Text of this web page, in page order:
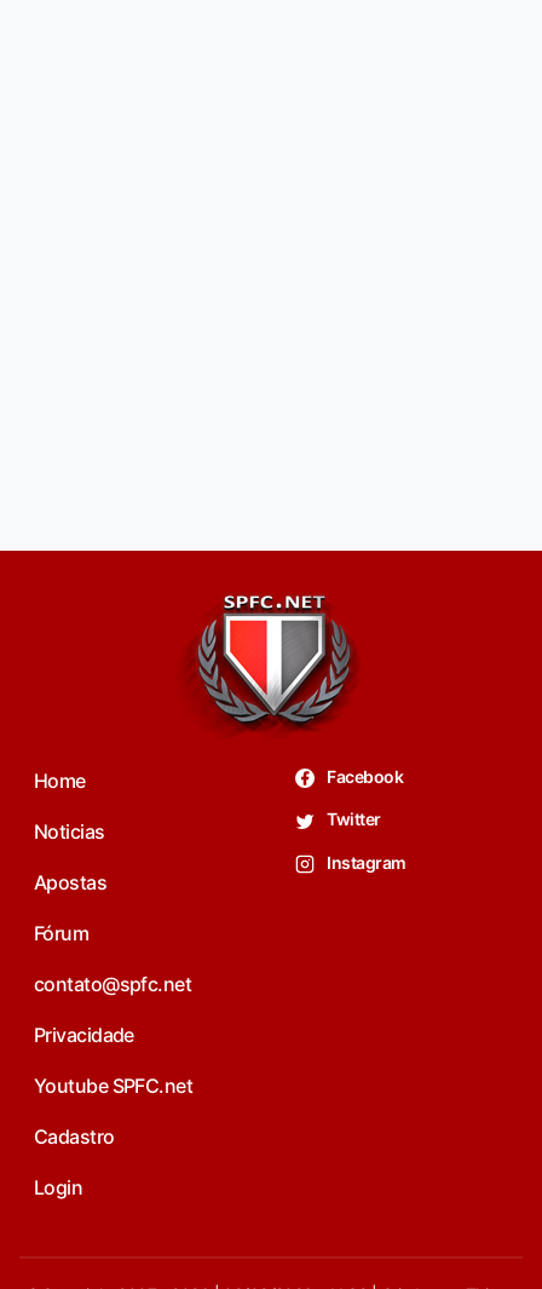
Home
Noticias
Apostas
Fórum
contato@spfc.net
Privacidade
Youtube SPFC.net
Cadastro
Login
Facebook
Twitter
Instagram